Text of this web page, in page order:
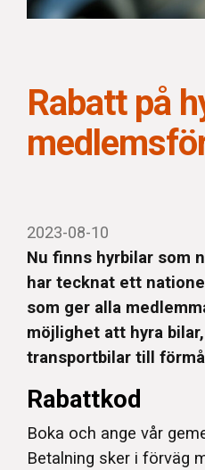
Rabatt på
2023-08-10
Nu finns hyrbilar som
har tecknat ett
som ger alla
möjlighet att hyra
transportbilar till
Rabattkod
Boka och ange vår
Betalning sker i förväg